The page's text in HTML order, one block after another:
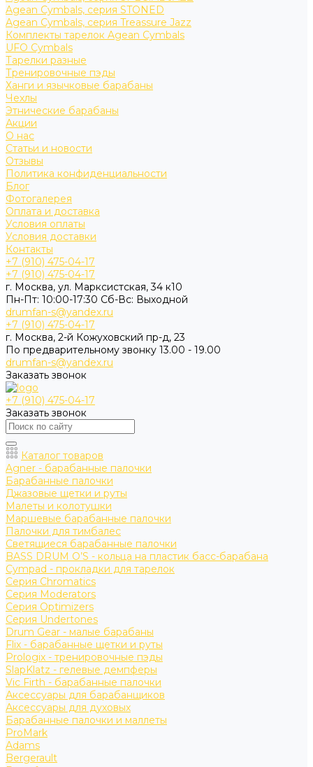
Agean Cymbals, серия STONED
Agean Cymbals, серия Treassure Jazz
Комплекты тарелок Agean Cymbals
UFO Cymbals
Тарелки разные
Тренировочные пэды
Ханги и язычковые барабаны
Чехлы
Этнические барабаны
Акции
О нас
Статьи и новости
Отзывы
Политика конфиденциальности
Блог
Фотогалерея
Оплата и доставка
Условия оплаты
Условия доставки
Контакты
+7 (910) 475-04-17
+7 (910) 475-04-17
г. Москва, ул. Марксистская, 34 к10
Пн-Пт: 10:00-17:30 Cб-Вс: Выходной
drumfan-s@yandex.ru
+7 (910) 475-04-17
г. Москва, 2-й Кожуховский пр-д, 23
По предварительному звонку 13.00 - 19.00
drumfan-s@yandex.ru
Заказать звонок
+7 (910) 475-04-17
Заказать звонок
Каталог товаров
Agner - барабанные палочки
Барабанные палочки
Джазовые щетки и руты
Малеты и колотушки
Маршевые барабанные палочки
Палочки для тимбалес
Светящиеся барабанные палочки
BASS DRUM O’S - кольца на пластик басс-барабана
Cympad - прокладки для тарелок
Серия Chromatics
Серия Moderators
Серия Optimizers
Серия Undertones
Drum Gear - малые барабаны
Flix - барабанные щетки и руты
Prologix - тренировочные пэды
SlapKlatz - гелевые демпферы
Vic Firth - барабанные палочки
Аксессуары для барабанщиков
Аксессуары для духовых
Барабанные палочки и маллеты
ProMark
Adams
Bergerault